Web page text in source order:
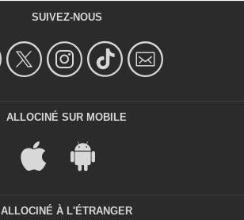
SUIVEZ-NOUS
ALLOCINÉ SUR MOBILE
ALLOCINÉ À L'ÉTRANGER